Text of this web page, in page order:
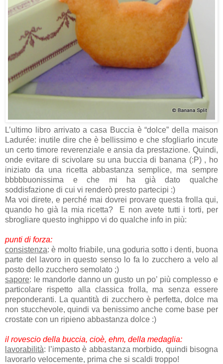
L’ultimo libro arrivato a casa Buccia è “dolce” della maison
Ladurée: inutile dire che è bellissimo e che sfogliarlo incute
un certo timore reverenziale e ansia da prestazione. Quindi,
onde evitare di scivolare su una buccia di banana (:P) , ho
iniziato da una ricetta abbastanza semplice, ma sempre
bbbbbuonissima e che mi ha già dato qualche
soddisfazione di cui vi renderò presto partecipi :)
Ma voi direte, e perché mai dovrei provare questa frolla qui,
quando ho già la mia ricetta? E non avete tutti i torti, per
sbrogliare questo inghippo vi do qualche info in più:
punti di forza:
consistenza: è molto friabile, una goduria sotto i denti, buona
parte del lavoro in questo senso lo fa lo zucchero a velo al
posto dello zucchero semolato ;)
sapore: le mandorle danno un gusto un po’ più complesso e
particolare rispetto alla classica frolla, ma senza essere
preponderanti. La quantità di zucchero è perfetta, dolce ma
non stucchevole, quindi va benissimo anche come base per
crostate con un ripieno abbastanza dolce :)
il rovescio della buccia, cioè, ehm, della medaglia:
lavorabilità: l’impasto è abbastanza morbido, quindi bisogna
lavorarlo velocemente, prima che si scaldi troppo!